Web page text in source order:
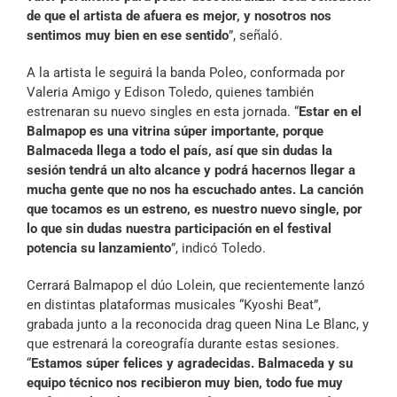
de que el artista de afuera es mejor, y nosotros nos
sentimos muy bien en ese sentido”, señaló.
A la artista le seguirá la banda Poleo, conformada por
Valeria Amigo y Edison Toledo, quienes también
estrenaran su nuevo singles en esta jornada. “Estar en el
Balmapop es una vitrina súper importante, porque
Balmaceda llega a todo el país, así que sin dudas la
sesión tendrá un alto alcance y podrá hacernos llegar a
mucha gente que no nos ha escuchado antes. La canción
que tocamos es un estreno, es nuestro nuevo single, por
lo que sin dudas nuestra participación en el festival
potencia su lanzamiento”, indicó Toledo.
Cerrará Balmapop el dúo Lolein, que recientemente lanzó
en distintas plataformas musicales “Kyoshi Beat”,
grabada junto a la reconocida drag queen Nina Le Blanc, y
que estrenará la coreografía durante estas sesiones.
“Estamos súper felices y agradecidas. Balmaceda y su
equipo técnico nos recibieron muy bien, todo fue muy